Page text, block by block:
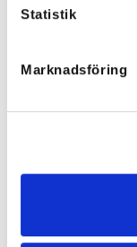
Statistik
Marknadsföring